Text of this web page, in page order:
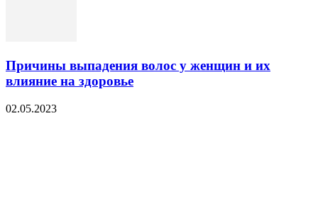
Причины выпадения волос у женщин и их
влияние на здоровье
02.05.2023